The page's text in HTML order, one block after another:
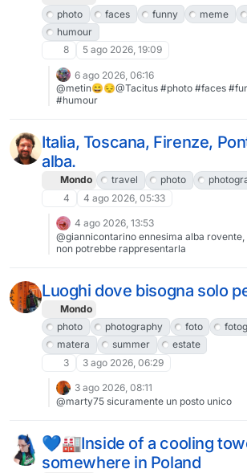
photo
faces funny meme
humour
8
5 ago 2026, 19:09
6 ago 2026, 06:16
@metin😄😔@Tacitus #photo #faces
#humour
Italia, Toscana, Firenze,
alba.
Mondo travel photo
4
4 ago 2026, 05:33
4 ago 2026, 13:53
@giannicontarino ennesima alba
non potrebbe rappresentarla
Luoghi dove bisogna solo
Mondo
photo
photography foto
matera
summer
estate
3
3 ago 2026, 06:29
3 ago 2026, 08:11
@marty75 sicuramente un posto unico
💙🏭Inside of a cooling
somewhere in Poland